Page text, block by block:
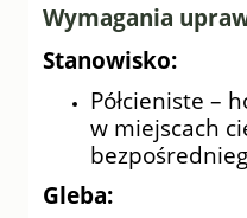
Wymagania
Stanowisko:
Półcieniste –
w miejscach
Gleba: